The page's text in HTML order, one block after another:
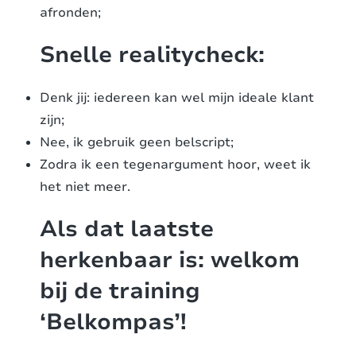
afronden;
Snelle realitycheck:
Denk jij: iedereen kan wel mijn ideale klant
zijn;
Nee, ik gebruik geen belscript;
Zodra ik een tegenargument hoor, weet ik
het niet meer.
Als dat laatste
herkenbaar is: welkom
bij de training
‘Belkompas’!